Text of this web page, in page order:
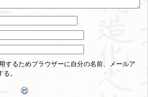
するためブラウザーに自分の名前、メールア
。